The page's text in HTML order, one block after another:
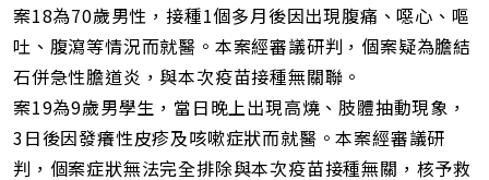
案18為70歲男性，接種1個多月後因出現腹痛、噁心、嘔
吐、腹瀉等情況而就醫。本案經審議研判，個案疑為膽結
石併急性膽道炎，與本次疫苗接種無關聯。
案19為9歲男學生，當日晚上出現高燒、肢體抽動現象，
3日後因發癢性皮疹及咳嗽症狀而就醫。本案經審議研
判，個案症狀無法完全排除與本次疫苗接種無關，核予救